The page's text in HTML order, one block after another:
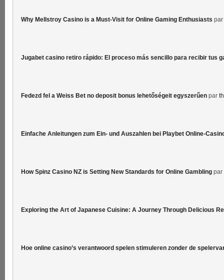
Why Mellstroy Casino is a Must-Visit for Online Gaming Enthusiasts par
Jugabet casino retiro rápido: El proceso más sencillo para recibir tus
Fedezd fel a Weiss Bet no deposit bonus lehetőségeit egyszerűen par
Einfache Anleitungen zum Ein- und Auszahlen bei Playbet Online-
How Spinz Casino NZ is Setting New Standards for Online Gambling par
Exploring the Art of Japanese Cuisine: A Journey Through Delicious
Hoe online casino’s verantwoord spelen stimuleren zonder de